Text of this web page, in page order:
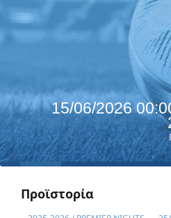
15/06/2026
Προϊστορία